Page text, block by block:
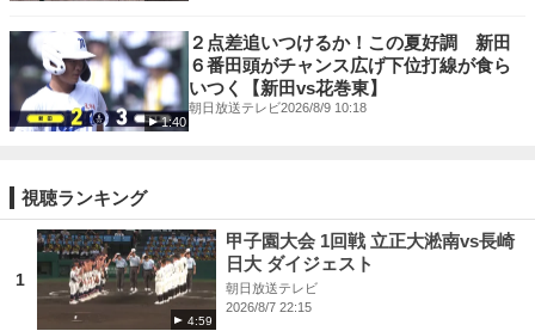
1:40
２点差追いつけるか！この夏好調 新田
６番田頭がチャンス広げ下位打線が食ら
いつく【新田vs花巻東】
朝日放送テレビ2026/8/9 10:18
視聴ランキング
1
4:59
甲子園大会 1回戦 立正大淞南vs長崎
日大 ダイジェスト
朝日放送テレビ
2026/8/7 22:15